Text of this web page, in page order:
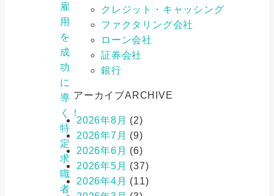
雇
用
を
成
功
に
導
く！
特
定
求
職
者
クレジット・キャッシング
ファクタリング会社
ローン会社
証券会社
銀行
アーカイブARCHIVE
2026年8月 (2)
2026年7月 (9)
2026年6月 (6)
2026年5月 (37)
2026年4月 (11)